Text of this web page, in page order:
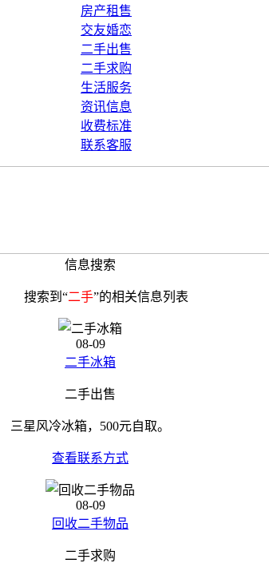
房产租售
交友婚恋
二手出售
二手求购
生活服务
资讯信息
收费标准
联系客服
信息搜索
搜索到“二手”的相关信息列表
08-09
二手冰箱
二手出售
三星风冷冰箱，500元自取。
查看联系方式
08-09
回收二手物品
二手求购